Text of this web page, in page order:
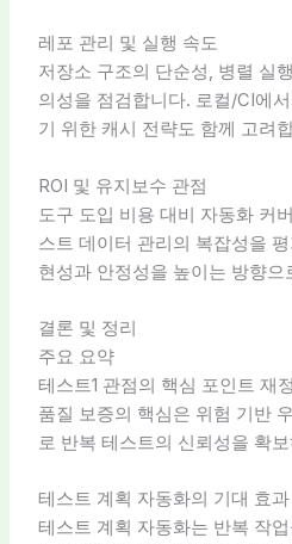
레포 관리 및 실행 속도
저장소 구조의 단순성, 병렬 실
의성을 점검합니다. 로컬/CI에
기 위한 캐시 전략도 함께 고려
ROI 및 유지보수 관점
도구 도입 비용 대비 자동화 커
스트 데이터 관리의 복잡성을
현성과 안정성을 높이는 방향으
결론 및 정리
주요 요약
테스트1 관점의 핵심 포인트 재
품질 보증의 핵심은 위험 기반
로 반복 테스트의 신뢰성을 확
테스트 계획 자동화의 기대 효과
테스트 계획 자동화는 반복 작